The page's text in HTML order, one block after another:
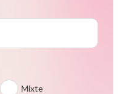
Mixte